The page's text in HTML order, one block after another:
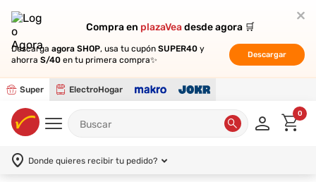
Compra en plazaVeadesde agora 🛒
Descarga agora SHOP, usa tu cupón SUPER40 y
ahorra S/40 en tu primera compra✨
Descargar
Super ElectroHogar
Compra en plazaVeadesde agora 🛒
Descarga agora SHOP, usa tu cupón SUPER40 y
ahorra S/40 en tu primera compra✨
Descargar
0
Donde quieres recibir tu pedido?